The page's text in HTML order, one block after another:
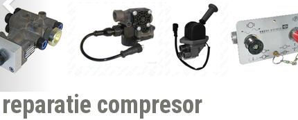
compresor